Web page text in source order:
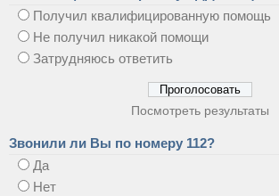
Получил квалифицированную помощь
Не получил никакой помощи
Затрудняюсь ответить
Посмотреть результаты
Звонили ли Вы по номеру 112?
Да
Нет